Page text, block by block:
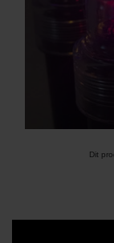
Dit